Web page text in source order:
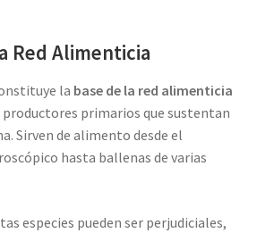
Red Alimenticia
la base de la red alimenticia
productores primarios que sustentan
Sirven de alimento desde el
hasta ballenas de varias
especies pueden ser perjudiciales,